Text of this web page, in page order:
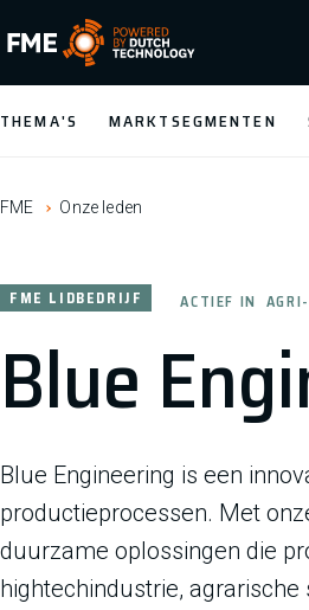
FME Logo, to the homepage
THEMA'S MARKTSEGMENTEN
FME Onze leden
Blue
FME LIDBEDRIJF ACTIEF IN
Blue Engineering is een
productieprocessen. Met
duurzame oplossingen die
hightechindustrie,